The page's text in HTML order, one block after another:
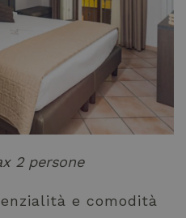
2 persone
e comodità